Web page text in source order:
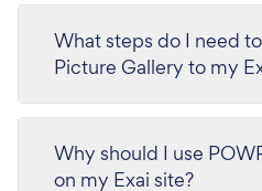
What steps do I need
Picture Gallery to my
Why should I use
on my Exai site?